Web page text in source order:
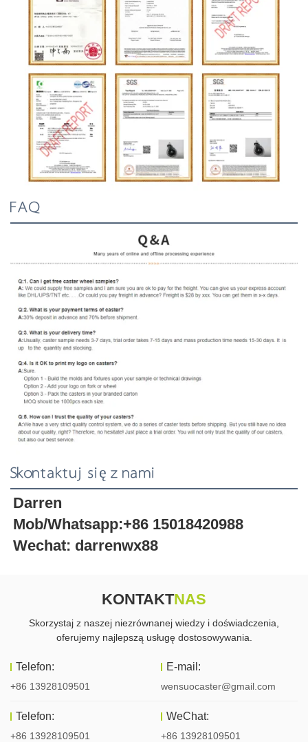
FAQ
Skontaktuj się z nami
Darren
Mob/Whatsapp:+86 15018420988
Wechat: darrenwx88
KONTAKTNAS
Skorzystaj z naszej niezrównanej wiedzy i doświadczenia,
oferujemy najlepszą usługę dostosowywania.
Telefon:
+86 13928109501
E-mail:
wensuocaster@gmail.com
Telefon:
+86 13928109501
WeChat:
+86 13928109501